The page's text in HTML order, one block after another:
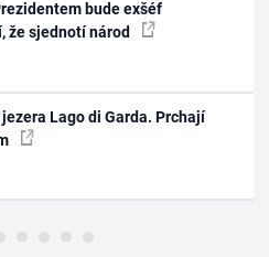
bude exšéf
že sjednotí národ
Lago di Garda. Prchají